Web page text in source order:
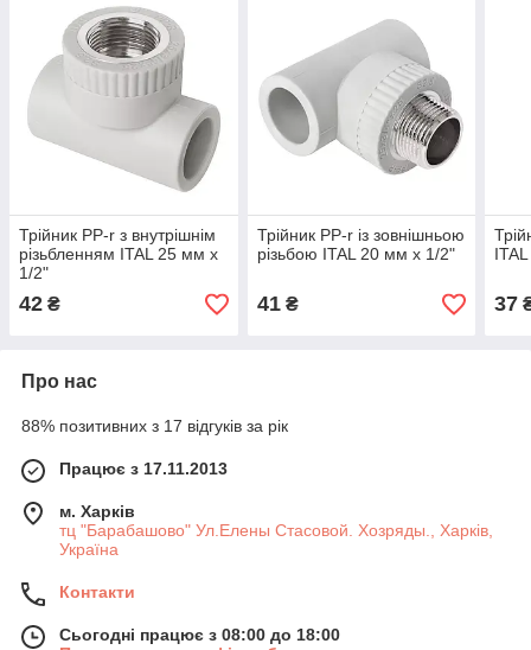
Трійник PP-r з внутрішнім
різьбленням ITAL 25 мм х
1/2"
42 ₴
Трійник PP-r із зовнішньою
різьбою ITAL 20 мм х 1/2"
41₴ 37
Про нас
88% позитивних з 17 відгуків за рік
Працює з 17.11.2013
м. Харків
тц "Барабашово" Ул.Елены Стасовой. Хозряды., Харків,
Україна
Контакти
Сьогодні працює з 08:00 до 18:00